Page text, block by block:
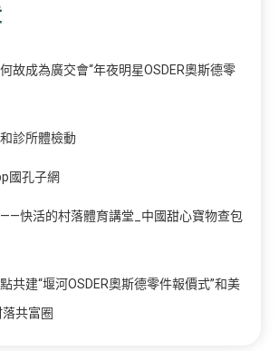
故成為廣交會“年夜明星OSDER奧斯德零
診所體檢動
國孔子網
快活的村落體育講堂_中國甜心寶物查包
共建“堰河OSDER奧斯德零件報價式”和美
共富圈